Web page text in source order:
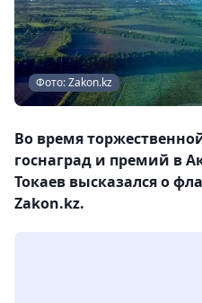
Фото: Zakon.kz
Во время
госнаград и премий в
Токаев высказался о
Zakon.kz.